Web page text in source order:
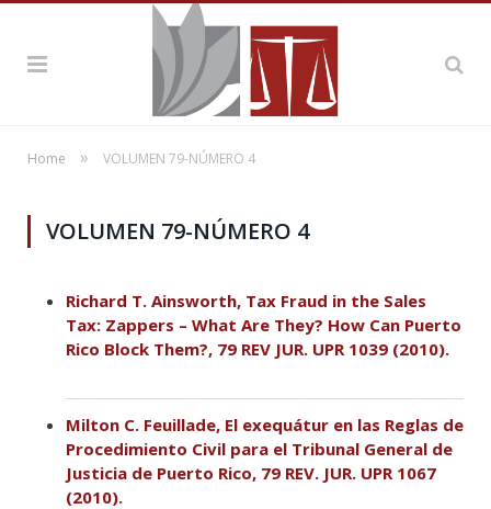
Home » VOLUMEN 79-NÚMERO 4
VOLUMEN 79-NÚMERO 4
Richard T. Ainsworth, Tax Fraud in the Sales
Tax: Zappers – What Are They? How Can Puerto
Rico Block Them?, 79 REV JUR. UPR 1039 (2010).
Milton C. Feuillade, El exequátur en las Reglas de
Procedimiento Civil para el Tribunal General de
Justicia de Puerto Rico, 79 REV. JUR. UPR 1067
(2010).